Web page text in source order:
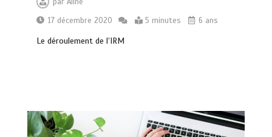
17 décembre 2020
5 minutes 6 ans
Le déroulement de l’IRM